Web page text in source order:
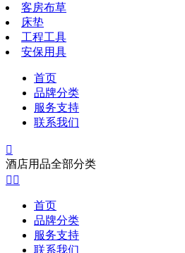
客房布草
床垫
工程工具
安保用具
首页
品牌分类
服务支持
联系我们

酒店用品全部分类
 
首页
品牌分类
服务支持
联系我们